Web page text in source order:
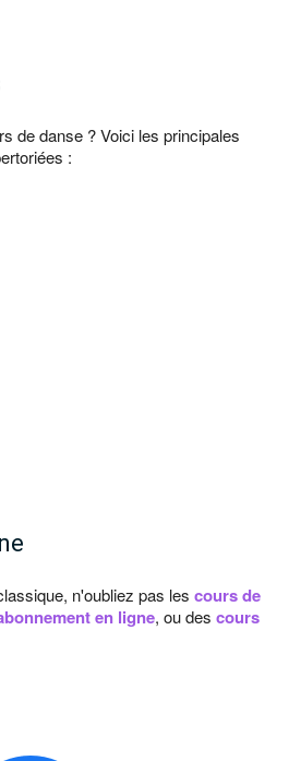
de danse ? Voici les principales
:
n'oubliez pas les cours de
en ligne, ou des cours